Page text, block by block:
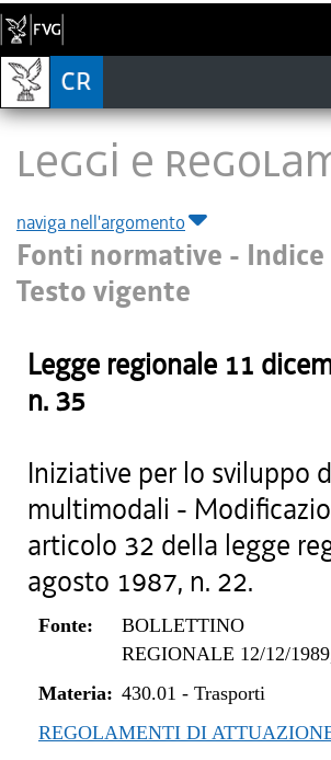
LEGGI E
naviga nell'argomento
Fonti normative - Indice
Testo vigente
Legge regionale 11
n. 35
Iniziative per lo sviluppo
multimodali -
articolo 32 della legge
agosto 1987, n. 22.
Fonte:
BOLLETTINO
REGIONALE 12/12/
Materia: 430.01 - Trasporti
REGOLAMENTI DI